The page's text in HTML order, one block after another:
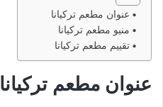
عنوان مطعم تركيانا
منيو مطعم تركيانا
تقييم مطعم تركيانا
عنوان مطعم تركيانا